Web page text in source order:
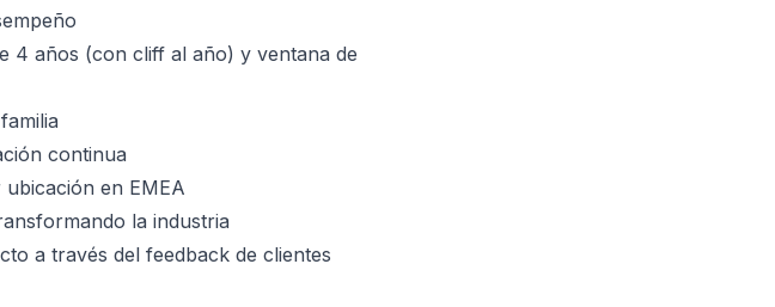
4 años (con cliff al año) y ventana de
continua
en EMEA
la industria
a través del feedback de clientes